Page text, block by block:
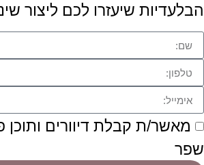
הבלעדיות שיעזרו לכם ליצור
מאשר/ת קבלת דיוורים ותוכן
שפר